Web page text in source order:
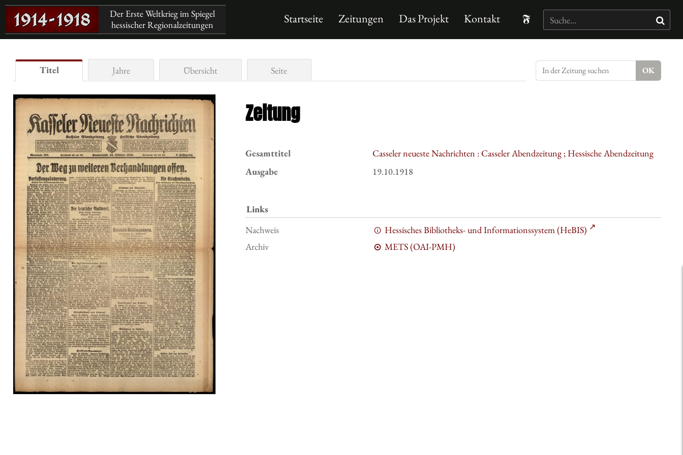
Der Erste Weltkrieg im Spiegel
hessischer Regionalzeitungen
Startseite Zeitungen Das Projekt Kontakt
Titel Jahre Übersicht Seite
Zeitung
Gesamttitel
Casseler neueste Nachrichten : Casseler Abendzeitung ; Hessische Abendzeitung
Ausgabe
19.10.1918
Links
Nachweis
Hessisches Bibliotheks- und Informationssystem (HeBIS)
Archiv
METS (OAI-PMH)